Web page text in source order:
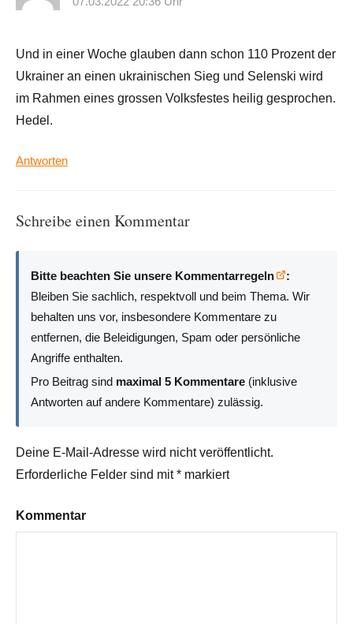
Und in einer Woche glauben dann schon 110 Prozent der
Ukrainer an einen ukrainischen Sieg und Selenski wird
im Rahmen eines grossen Volksfestes heilig gesprochen.
Hedel.
Antworten
Schreibe einen Kommentar
Bitte beachten Sie unsere Kommentarregeln
:
Bleiben Sie sachlich, respektvoll und beim Thema. Wir
behalten uns vor, insbesondere Kommentare zu
entfernen, die Beleidigungen, Spam oder persönliche
Angriffe enthalten.
Pro Beitrag sind maximal 5 Kommentare (inklusive
Antworten auf andere Kommentare) zulässig.
Deine E-Mail-Adresse wird nicht veröffentlicht.
Erforderliche Felder sind mit* markiert
Kommentar